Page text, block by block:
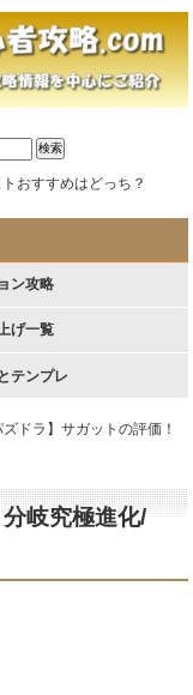
おすすめはどっち？
ン攻略
げ一覧
テンプレ
ズドラ】サガットの評価！
岐究極進化/